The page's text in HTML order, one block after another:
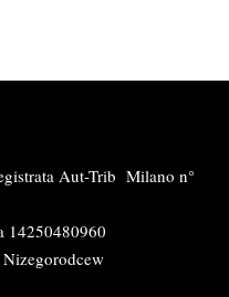
Aut-Trib Milano n°
14250480960